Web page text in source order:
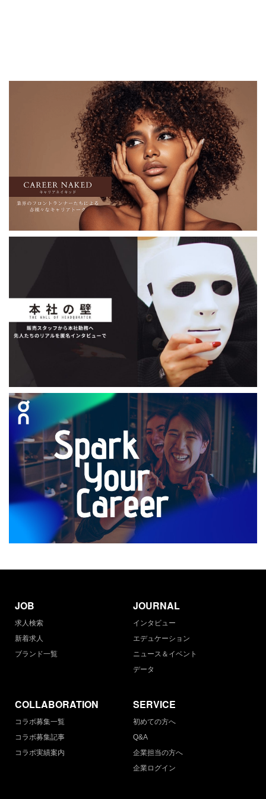
JOB
求人検索
新着求人
ブランド一覧
JOURNAL
インタビュー
エデュケーション
ニュース＆イベント
データ
COLLABORATION
コラボ募集一覧
コラボ募集記事
コラボ実績案内
SERVICE
初めての方へ
Q&A
企業担当の方へ
企業ログイン